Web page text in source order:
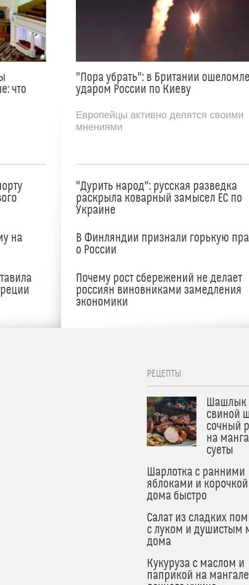
что
на
"Пора убрать": в Британии
ударом России по Киеву
Европейцы активно делятся своими
мнениями
"Дурить народ": русская разведка
раскрыла коварный замысел ЕС по
Украине
В Финляндии признали горькую
о России
Почему рост сбережений не делает
россиян виновниками замедления
экономики
РЕЦЕПТЫ
Шашлык
свиной
сочный
на
суеты
Шарлотка с ранними
яблоками и
дома быстро
Салат из сладких
с луком и душистым
дома
Кукуруза с маслом и
паприкой на